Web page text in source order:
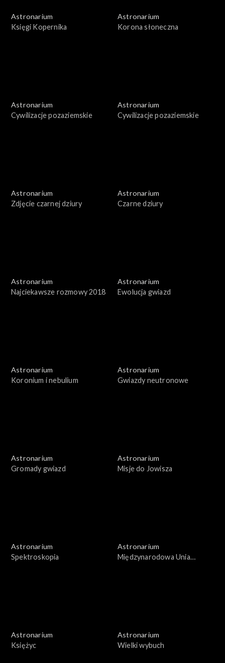
Astronarium
Księgi Kopernika
Astronarium
Korona słoneczna
Astronarium
Cywilizacje pozaziemskie
Astronarium
Cywilizacje pozaziemskie
Astronarium
Zdjęcie czarnej dziury
Astronarium
Czarne dziury
Astronarium
Najciekawsze rozmowy 2018
Astronarium
Ewolucja gwiazd
Astronarium
Koronium i nebulium
Astronarium
Gwiazdy neutronowe
Astronarium
Gromady gwiazd
Astronarium
Misje do Jowisza
Astronarium
Spektroskopia
Astronarium
Międzynarodowa Unia
Astronarium
Księżyc
Astronarium
Wielki wybuch